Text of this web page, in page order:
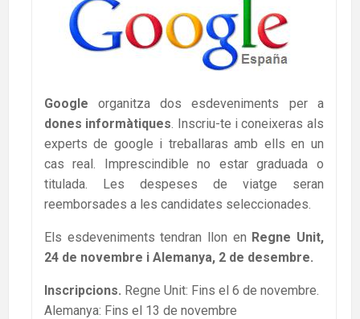
Google organitza dos esdeveniments per a
dones informàtiques. Inscriu-te i coneixeras als
experts de google i treballaras amb ells en un
cas real. Imprescindible no estar graduada o
titulada. Les despeses de viatge seran
reemborsades a les candidates seleccionades.
Els esdeveniments tendran llon en Regne Unit,
24 de novembre i Alemanya, 2 de desembre.
Inscripcions. Regne Unit: Fins el 6 de novembre.
Alemanya: Fins el 13 de novembre